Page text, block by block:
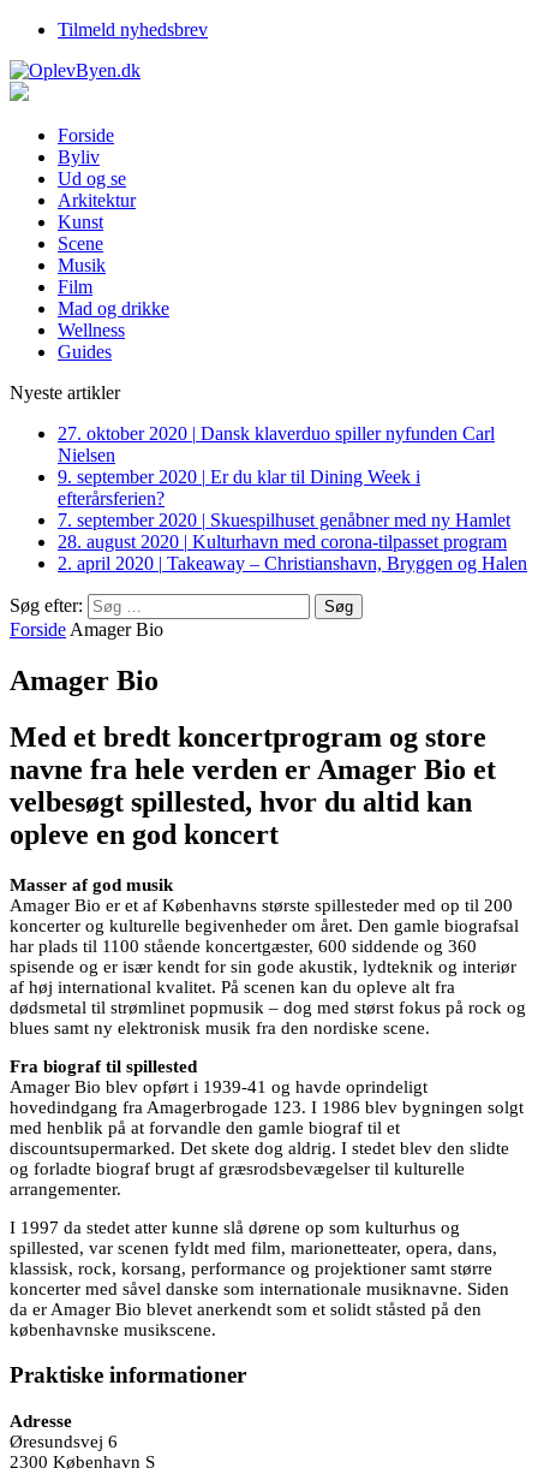
Tilmeld nyhedsbrev
Forside
Byliv
Ud og se
Arkitektur
Kunst
Scene
Musik
Film
Mad og drikke
Wellness
Guides
Nyeste artikler
27. oktober 2020 | Dansk klaverduo spiller nyfunden Carl
Nielsen
9. september 2020 | Er du klar til Dining Week i
efterårsferien?
7. september 2020 | Skuespilhuset genåbner med ny Hamlet
28. august 2020 | Kulturhavn med corona-tilpasset program
2. april 2020 | Takeaway – Christianshavn, Bryggen og Halen
Søg efter:
Forside Amager Bio
Amager Bio
Med et bredt koncertprogram og store
navne fra hele verden er Amager Bio et
velbesøgt spillested, hvor du altid kan
opleve en god koncert
Masser af god musik
Amager Bio er et af Københavns største spillesteder med op til 200
koncerter og kulturelle begivenheder om året. Den gamle biografsal
har plads til 1100 stående koncertgæster, 600 siddende og 360
spisende og er især kendt for sin gode akustik, lydteknik og interiør
af høj international kvalitet. På scenen kan du opleve alt fra
dødsmetal til strømlinet popmusik – dog med størst fokus på rock og
blues samt ny elektronisk musik fra den nordiske scene.
Fra biograf til spillested
Amager Bio blev opført i 1939-41 og havde oprindeligt
hovedindgang fra Amagerbrogade 123. I 1986 blev bygningen solgt
med henblik på at forvandle den gamle biograf til et
discountsupermarked. Det skete dog aldrig. I stedet blev den slidte
og forladte biograf brugt af græsrodsbevægelser til kulturelle
arrangementer.
I 1997 da stedet atter kunne slå dørene op som kulturhus og
spillested, var scenen fyldt med film, marionetteater, opera, dans,
klassisk, rock, korsang, performance og projektioner samt større
koncerter med såvel danske som internationale musiknavne. Siden
da er Amager Bio blevet anerkendt som et solidt ståsted på den
københavnske musikscene.
Praktiske informationer
Adresse
Øresundsvej 6
2300 København S